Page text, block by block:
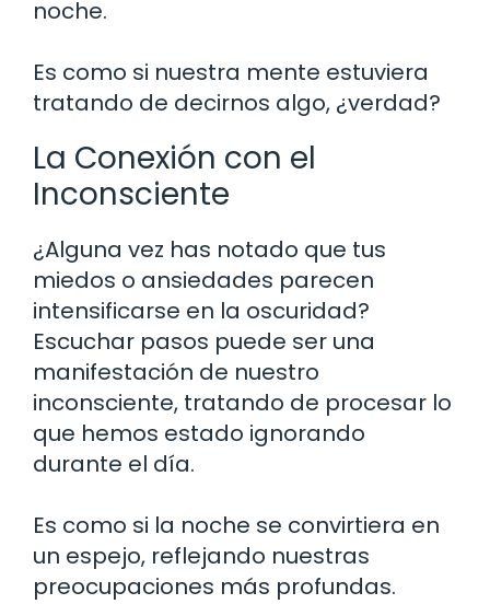
noche.
Es como si nuestra mente estuviera
tratando de decirnos algo, ¿verdad?
La Conexión con el
Inconsciente
¿Alguna vez has notado que tus
miedos o ansiedades parecen
intensificarse en la oscuridad?
Escuchar pasos puede ser una
manifestación de nuestro
inconsciente, tratando de procesar lo
que hemos estado ignorando
durante el día.
Es como si la noche se convirtiera en
un espejo, reflejando nuestras
preocupaciones más profundas.